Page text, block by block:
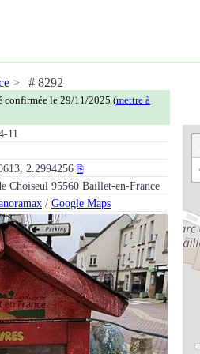
# 8292
confirmée le 29/11/2025 (mettre à
11
2.2994256 ⎘
Choiseul 95560 Baillet-en-France
/ Google Maps